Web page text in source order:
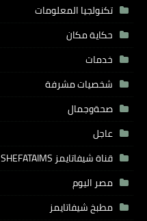
تكنولجيا المعلومات
حكاية مكان
خدمات
شخصيات مشرفة
صحةوجمال
عاجل
قناة شيفاتايمز TV / SHEFATAIMS
مصر اليوم
مطبخ شيفاتايمز